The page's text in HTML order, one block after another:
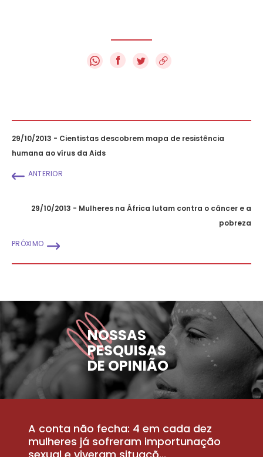
f
29/10/2013 - Cientistas descobrem mapa de resistência
humana ao vírus da Aids
ANTERIOR
29/10/2013 - Mulheres na África lutam contra o câncer e a
pobreza
PRÓXIMO
NOSSAS
PESQUISAS
DE OPINIÃO
A conta não fecha: 4 em cada dez
mulheres já sofreram importunação
sexual e viveram situaçõ...